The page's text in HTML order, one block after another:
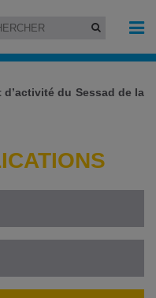
d’activité du Sessad de la